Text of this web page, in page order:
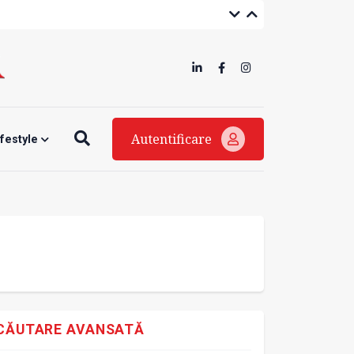
Autentificare
AVANSATĂ